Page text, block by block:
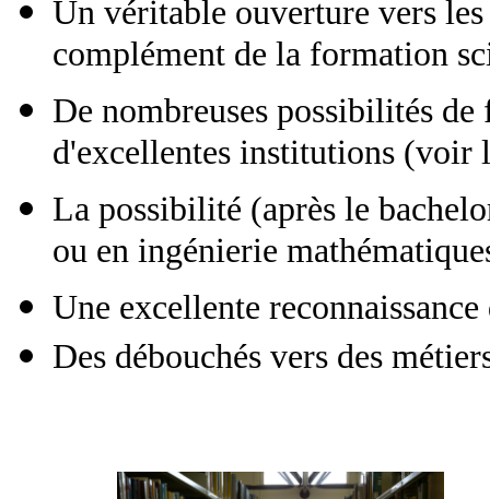
Un véritable ouverture vers les
complément de la formation
De nombreuses possibilités
d'excellentes institutions (voir
La possibilité (après le
ou en ingénierie
Une excellente
Des débouchés vers des